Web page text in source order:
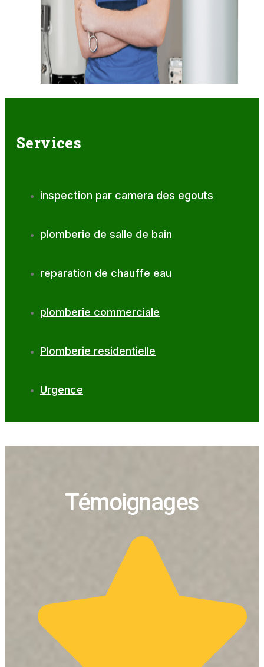
Services
inspection par camera des egouts
plomberie de salle de bain
reparation de chauffe eau
plomberie commerciale
Plomberie residentielle
Urgence
Témoignages